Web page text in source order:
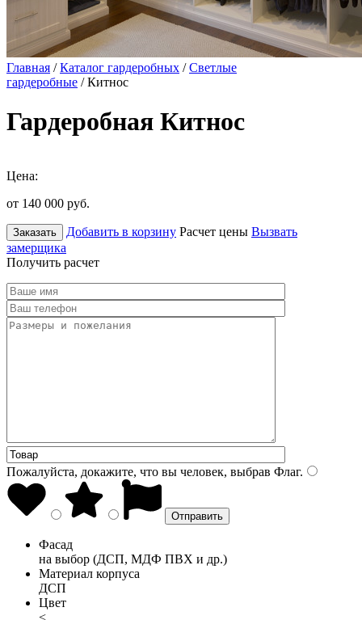
Главная /Каталог гардеробных /Светлые
гардеробные / Китнос
Гардеробная Китнос
Цена:
от 140 000 руб.
Заказать Добавить в корзину Расчет цены Вызвать
замерщика
Получить расчет
Пожалуйста, докажите, что вы человек, выбрав Флаг.
Фасад
на выбор (ДСП, МДФ ПВХ и др.)
Материал корпуса
ДСП
Цвет
<